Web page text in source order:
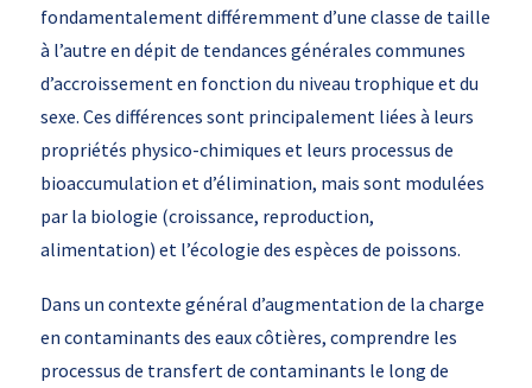
fondamentalement différemment d’une classe de taille
à l’autre en dépit de tendances générales communes
d’accroissement en fonction du niveau trophique et du
sexe. Ces différences sont principalement liées à leurs
propriétés physico-chimiques et leurs processus de
bioaccumulation et d’élimination, mais sont modulées
par la biologie (croissance, reproduction,
alimentation) et l’écologie des espèces de poissons.
Dans un contexte général d’augmentation de la charge
en contaminants des eaux côtières, comprendre les
processus de transfert de contaminants le long de